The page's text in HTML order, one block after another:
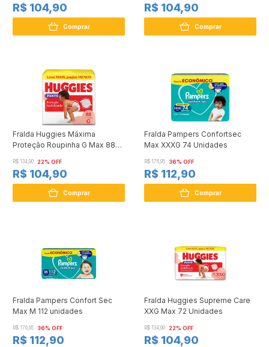
R$ 104,90
Comprar
R$ 104,90
Comprar
Fralda Huggies Máxima
Proteção Roupinha G Max 88
R$ 134,90 22% OFF
R$ 104,90
Comprar
Fralda Pampers Confortsec
Max XXXG 74 Unidades
R$ 176,95 36% OFF
R$ 112,90
Comprar
Fralda Pampers Confort Sec
Max M 112 unidades
R$ 176,95 36% OFF
R$ 112,90
Fralda Huggies Supreme Care
XXG Max 72 Unidades
R$ 134,90 22% OFF
R$ 104,90